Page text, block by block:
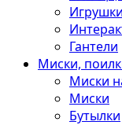
Гантели
Миски,
Миски
Миски
Бутылки